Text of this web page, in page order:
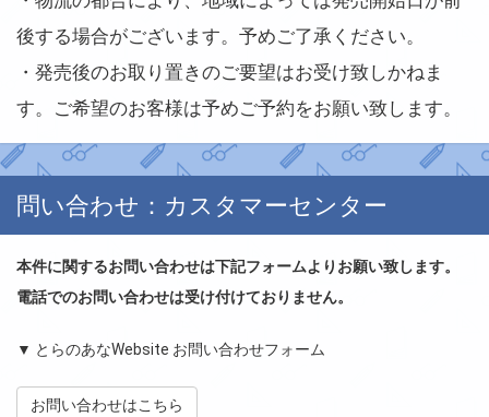
後する場合がございます。予めご了承ください。
・発売後のお取り置きのご要望はお受け致しかねま
す。ご希望のお客様は予めご予約をお願い致します。
問い合わせ：カスタマーセンター
本件に関するお問い合わせは下記フォームよりお願い致します。
電話でのお問い合わせは受け付けておりません。
▼ とらのあなWebsite お問い合わせフォーム
お問い合わせはこちら